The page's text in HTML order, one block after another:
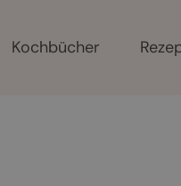
Kochbücher